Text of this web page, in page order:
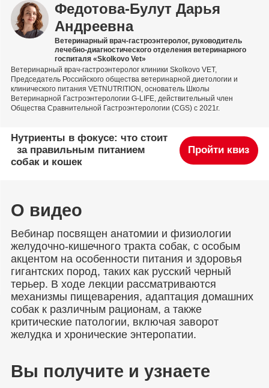
Федотова-Булут Дарья
Андреевна
Ветеринарный врач-гастроэнтеролог, руководитель
лечебно-диагностического отделения ветеринарного
госпиталя «Skolkovo Vet»
Ветеринарный врач-гастроэнтеролог клиники Skolkovo VET,
Председатель Российского общества ветеринарной диетологии и
клинического питания VETNUTRITION, основатель Школы
Ветеринарной Гастроэнтерологии G-LIFE, действительный член
Общества Сравнительной Гастроэнтерологии (CGS) с 2021г.
Нутриенты в фокусе: что стоит
за правильным питанием
собак и кошек
Пройти квиз
О видео
Вебинар посвящен анатомии и физиологии
желудочно-кишечного тракта собак, с особым
акцентом на особенности питания и здоровья
гигантских пород, таких как русский черный
терьер. В ходе лекции рассматриваются
механизмы пищеварения, адаптация домашних
собак к различным рационам, а также
критические патологии, включая заворот
желудка и хронические энтеропатии.
Вы получите и узнаете